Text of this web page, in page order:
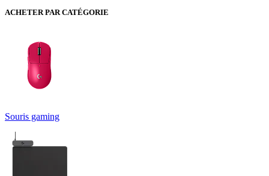
ACHETER PAR CATÉGORIE
Souris gaming